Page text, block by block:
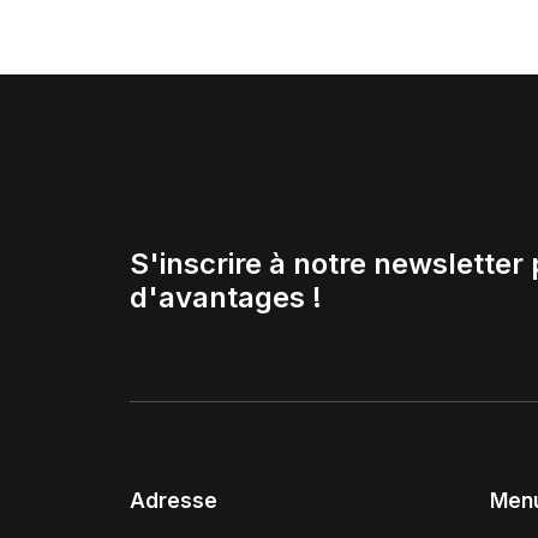
S'inscrire à notre newsletter
d'avantages !
Adresse